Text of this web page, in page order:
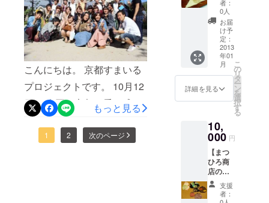
半にも 修学旅行で宿泊され
ます。 そんなお宿だからこ
そ、 今回も利用させて頂き
ます。 実際に修学旅行にも
利用される老舗の宿で、 修
学旅行気分もさらに増しま
すね。 ひとも、まちも、え
がお。 京都すまいるプロ
待ちしております。 そし
て、 このイベントの成功の
為には FAAVOご覧のみなさ
んの支援が必要です。 被災
地の学生に笑顔になっても
らいたい！ 京都のまちを
もっと多くのひとに知って
欲しい！ そんな取り組みで
す。 被災地支援に、京都の
こんにちは。 京都すまいる
プロジェクトです。 10月12
日、 今回の京都゛愛を成功
させるべく、 京都すまいる
プロジェクトの ミーティン
もっと見る
1 2 次のページ
橋】
5,000円
のお返
し品＋
京都名
物つぶ
あん入
り生
八ッ橋
者：
0人
お届
け予
定：
2013
年01
月
詳細を見る
こ
の
リ
タ
ー
ン
を
選
択
す
る
10,
000 円
【まつ
ひろ商
店の丸
型がま
ぐち小
銭入
支援
者：